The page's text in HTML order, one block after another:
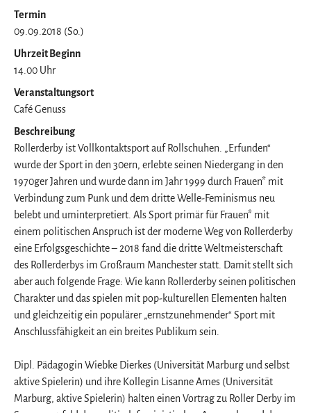
Termin
09.09.2018 (So.)
Uhrzeit Beginn
14.00 Uhr
Veranstaltungsort
Café Genuss
Beschreibung
Rollerderby ist Vollkontaktsport auf Rollschuhen. „Erfunden“
wurde der Sport in den 30ern, erlebte seinen Niedergang in den
1970ger Jahren und wurde dann im Jahr 1999 durch Frauen* mit
Verbindung zum Punk und dem dritte Welle-Feminismus neu
belebt und uminterpretiert. Als Sport primär für Frauen* mit
einem politischen Anspruch ist der moderne Weg von Rollerderby
eine Erfolgsgeschichte – 2018 fand die dritte Weltmeisterschaft
des Rollerderbys im Großraum Manchester statt. Damit stellt sich
aber auch folgende Frage: Wie kann Rollerderby seinen politischen
Charakter und das spielen mit pop-kulturellen Elementen halten
und gleichzeitig ein populärer „ernstzunehmender“ Sport mit
Anschlussfähigkeit an ein breites Publikum sein.
Dipl. Pädagogin Wiebke Dierkes (Universität Marburg und selbst
aktive Spielerin) und ihre Kollegin Lisanne Ames (Universität
Marburg, aktive Spielerin) halten einen Vortrag zu Roller Derby im